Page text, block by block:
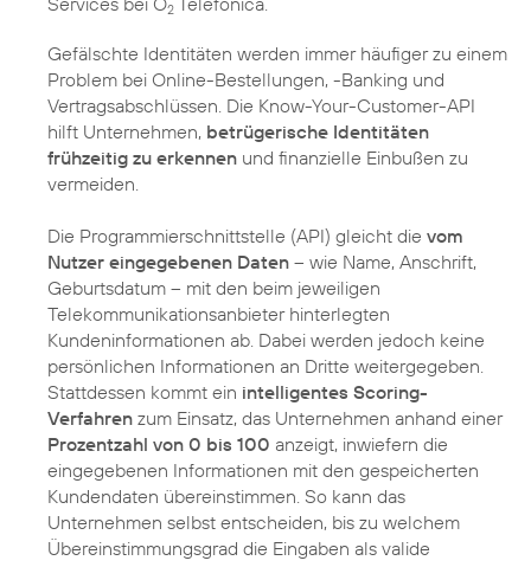
2
Gefälschte Identitäten werden immer häufiger zu einem
Problem bei Online-Bestellungen, -Banking und
Vertragsabschlüssen. Die Know-Your-Customer-API
hilft Unternehmen, betrügerische Identitäten
frühzeitig zu erkennen und finanzielle Einbußen zu
vermeiden.
Die Programmierschnittstelle (API) gleicht die vom
Nutzer eingegebenen Daten – wie Name, Anschrift,
Geburtsdatum – mit den beim jeweiligen
Telekommunikationsanbieter hinterlegten
Kundeninformationen ab. Dabei werden jedoch keine
persönlichen Informationen an Dritte weitergegeben.
Stattdessen kommt ein intelligentes Scoring-
Verfahren zum Einsatz, das Unternehmen anhand einer
Prozentzahl von 0 bis 100 anzeigt, inwiefern die
eingegebenen Informationen mit den gespeicherten
Kundendaten übereinstimmen. So kann das
Unternehmen selbst entscheiden, bis zu welchem
Übereinstimmungsgrad die Eingaben als valide